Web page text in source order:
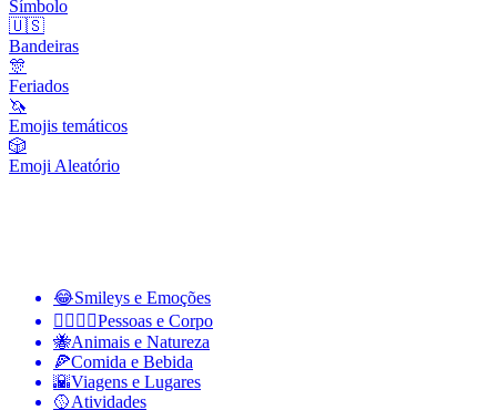
Símbolo
🇺🇸
Bandeiras
🎊
Feriados
🦄
Emojis temáticos
🎲
Emoji Aleatório
😂Smileys e Emoções
👩‍❤️‍💋‍👨Pessoas e Corpo
🐝Animais e Natureza
🍕Comida e Bebida
🌇Viagens e Lugares
🥎Atividades